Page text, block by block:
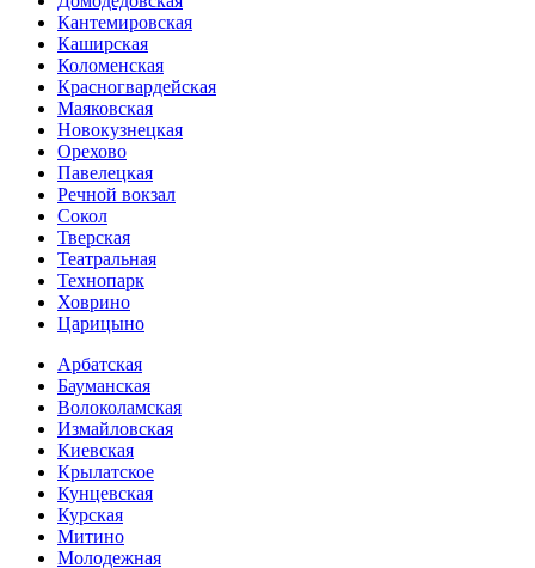
Кантеми­ровская
Каширская
Коломенская
Красногвар­дейская
Маяковская
Новокузнецкая
Орехово
Павелецкая
Речной вокзал
Сокол
Тверская
Театральная
Технопарк
Ховрино
Царицыно
Арбатская
Бауманская
Волоколамская
Измайловская
Киевская
Крылатское
Кунцевская
Курская
Митино
Молодежная